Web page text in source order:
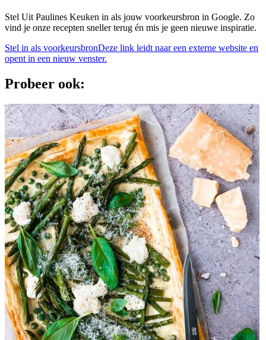
Stel Uit Paulines Keuken in als jouw voorkeursbron in Google. Zo
vind je onze recepten sneller terug én mis je geen nieuwe inspiratie.
Stel in als voorkeursbronDeze link leidt naar een externe website en
opent in een nieuw venster.
Probeer ook: